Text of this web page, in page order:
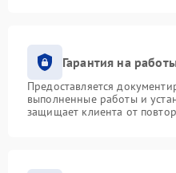
Гарантия на
Предоставляется
выполненные работы и
защищает клиента от